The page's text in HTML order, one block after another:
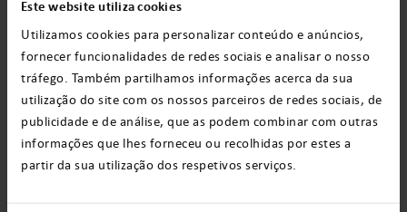
Este website utiliza cookies
Utilizamos cookies para personalizar conteúdo e anúncios,
fornecer funcionalidades de redes sociais e analisar o nosso
tráfego. Também partilhamos informações acerca da sua
utilização do site com os nossos parceiros de redes sociais, de
publicidade e de análise, que as podem combinar com outras
informações que lhes forneceu ou recolhidas por estes a
partir da sua utilização dos respetivos serviços.
O calendário do Adventoé um ótimo
presente que é usado para contar os dias até
o Natal. Podemos fazer nós mesmos e
esconder doces nela, pequenos presentes
para cada dia ou comprá-lo pronto.
Atualmente, há muitas opções de calendários